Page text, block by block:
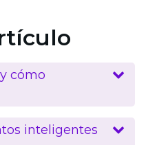
cómo
inteligentes